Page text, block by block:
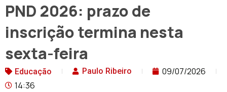
PND 2026: prazo de
inscrição termina nesta
sexta-feira
Educação Paulo Ribeiro
09/07/2026
14:36